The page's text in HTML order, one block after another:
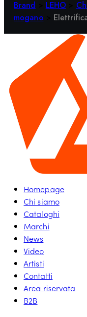
Brand LEHO
mogano
Homepage
Chi siamo
Cataloghi
Marchi
News
Video
Artisti
Contatti
Area riservata
B2B